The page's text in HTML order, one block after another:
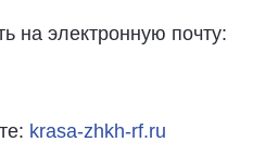
на электронную почту:
krasa-zhkh-rf.ru